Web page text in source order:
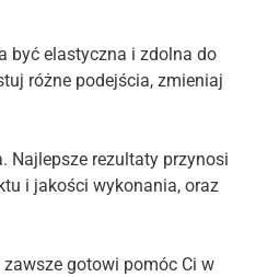
być elastyczna i zdolna do
różne podejścia, zmieniaj
Najlepsze rezultaty przynosi
i jakości wykonania, oraz
zawsze gotowi pomóc Ci w